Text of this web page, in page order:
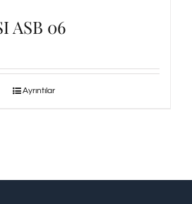
ASB 06
Ayrıntılar